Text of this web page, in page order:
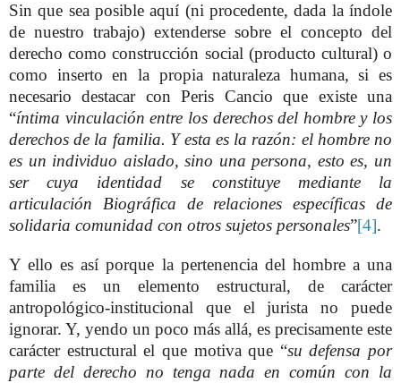
Sin que sea posible aquí (ni procedente, dada la índole
de nuestro trabajo) extenderse sobre el concepto del
derecho como construcción social (producto cultural) o
como inserto en la propia naturaleza humana, si es
necesario destacar con Peris Cancio que existe una
“íntima vinculación entre los derechos del hombre y los
derechos de la familia. Y esta es la razón: el hombre no
es un individuo aislado, sino una persona, esto es, un
ser cuya identidad se constituye mediante la
articulación Biográfica de relaciones específicas de
solidaria comunidad con otros sujetos personales”[4].
Y ello es así porque la pertenencia del hombre a una
familia es un elemento estructural, de carácter
antropológico-institucional que el jurista no puede
ignorar. Y, yendo un poco más allá, es precisamente este
carácter estructural el que motiva que “su defensa por
parte del derecho no tenga nada en común con la